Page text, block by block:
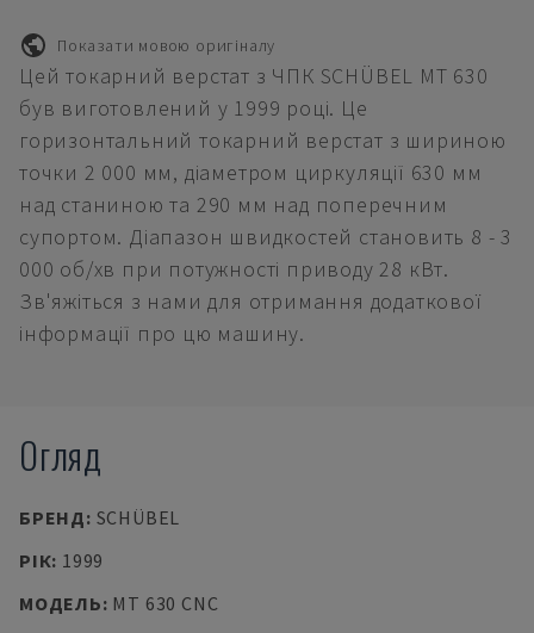
Показати мовою оригіналу
Цей токарний верстат з ЧПК SCHÜBEL MT 630
був виготовлений у 1999 році. Це
горизонтальний токарний верстат з шириною
точки 2 000 мм, діаметром циркуляції 630 мм
над станиною та 290 мм над поперечним
супортом. Діапазон швидкостей становить 8 - 3
000 об/хв при потужності приводу 28 кВт.
Зв'яжіться з нами для отримання додаткової
інформації про цю машину.
Огляд
БРЕНД: SCHÜBEL
РІК: 1999
МОДЕЛЬ: MT 630 CNC